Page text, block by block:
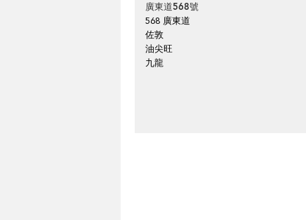
廣東道568號
568 廣東道
佐敦
油尖旺
九龍